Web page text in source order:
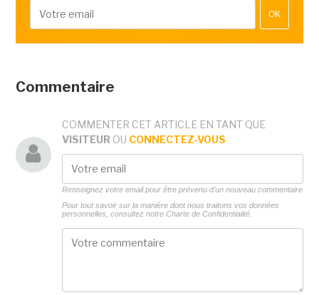
OK
Commentaire
COMMENTER CET ARTICLE EN TANT QUE
VISITEUR OU CONNECTEZ-VOUS
Renseignez votre email pour être prévenu d'un nouveau commentaire
Pour tout savoir sur la manière dont nous traitons vos données
personnelles, consultez notre Charte de Confidentialité.